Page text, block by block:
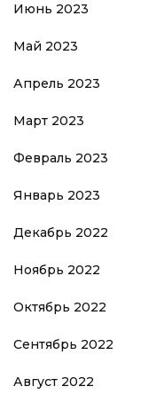
Июнь 2023
Май 2023
Апрель 2023
Март 2023
Февраль 2023
Январь 2023
Декабрь 2022
Ноябрь 2022
Октябрь 2022
Сентябрь 2022
Август 2022